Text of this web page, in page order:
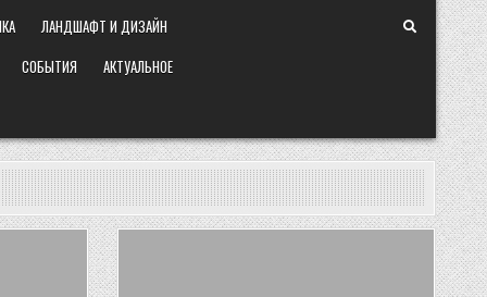
ЛАНДШАФТ И ДИЗАЙН
СОБЫТИЯ
АКТУАЛЬНОЕ